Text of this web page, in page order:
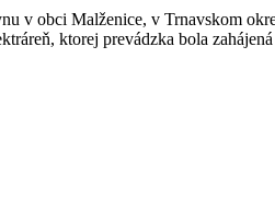
v obci Malženice, v Trnavskom
ktorej prevádzka bola